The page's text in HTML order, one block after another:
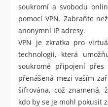
soukromí a svobodu
pomocí VPN. Zabraňte
anonymní IP adresy.
VPN je zkratka pro
technologii, která
soukromé připojení
přenášená mezi vaším
šifrována, což znamená,
kdo by se je mohl pokusit